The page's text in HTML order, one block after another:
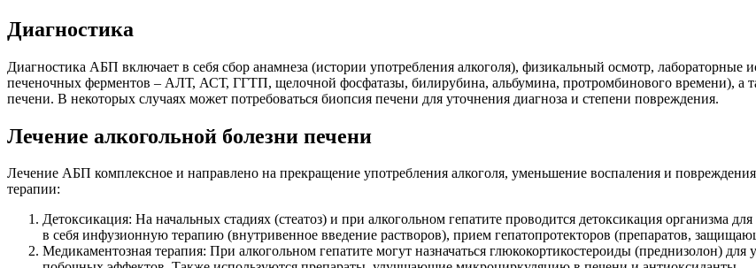
Диагностика
Диагностика АБП включает в себя сбор анамнеза (истории употребления алкоголя), физикальный осмотр, лабораторные
печеночных ферментов – АЛТ, АСТ, ГГТП, щелочной фосфатазы, билирубина, альбумина, протромбинового времени),
печени. В некоторых случаях может потребоваться биопсия печени для уточнения диагноза и степени повреждения.
Лечение алкогольной болезни печени
Лечение АБП комплексное и направлено на прекращение употребления алкоголя, уменьшение воспаления и
терапии:
Детоксикация: На начальных стадиях (стеатоз) и при алкогольном гепатите проводится детоксикация организма
в себя инфузионную терапию (внутривенное введение растворов), прием гепатопротекторов (препаратов,
Медикаментозная терапия: При алкогольном гепатите могут назначаться глюкокортикостероиды (преднизолон)